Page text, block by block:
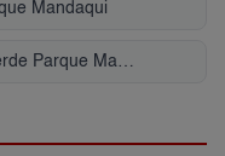
Mandaqui